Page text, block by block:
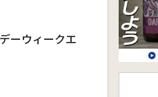
ーウィークエ